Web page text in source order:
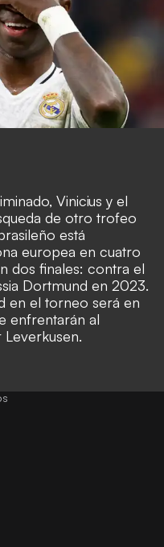
Vinicius y el
de otro trofeo
está
europea en cuatro
dos finales: contra el
Dortmund en 2023.
en el torneo será en
enfrentarán al